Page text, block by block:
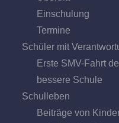
Einschulung
Termine
Schüler mit
Erste SMV-Fahrt
bessere Schule
Schulleben
Beiträge von